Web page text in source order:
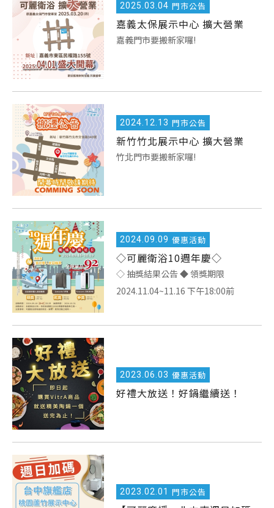
2025. 03.04 門市公告
嘉義太保展示中心 擴大營業
嘉義門市要搬新家囉!
2024. 12.13 門市公告
新竹竹北展示中心 擴大營業
竹北門市要搬新家囉!
2024. 09.09 優惠活動
◇可麗衛浴10週年慶◇
◇ 抽獎結果公告 ◆ 領獎期限
2024.11.04~11.16 下午18:00前
2023. 06.03 優惠活動
好禮大放送！好鍋繼續送！
2023. 02.01 門市公告